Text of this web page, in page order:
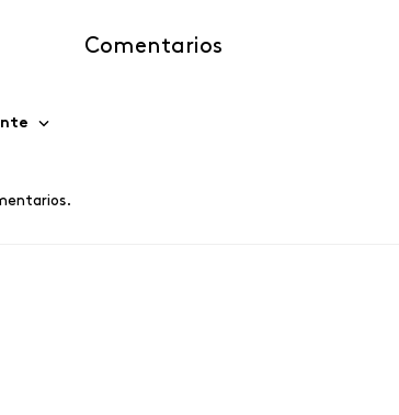
Comentarios